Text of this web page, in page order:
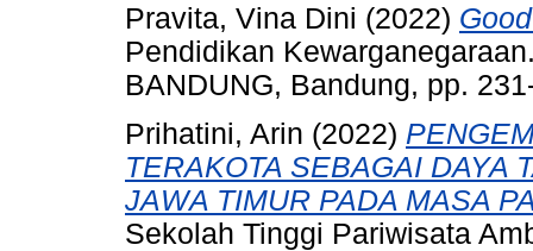
Pravita, Vina Dini (2022)
Pendidikan
BANDUNG, Bandung, pp.
Prihatini, Arin (2022)
TERAKOTA SEBAGAI DAYA
JAWA TIMUR PADA MASA
Sekolah Tinggi Pariwisata